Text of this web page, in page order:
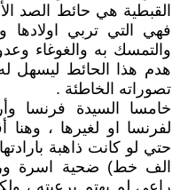
القبطية هي حائط الصد
فهي التي تربي
والتمسك به والغوغاء
هدم هذا الحائط ليسهل
تصوراته الخاطئة .
خامسا السيدة فرنسا
لفرنسا او لغيرها ،
حتي لو كانت ذاهبة
الف خط) ضحية اسرة